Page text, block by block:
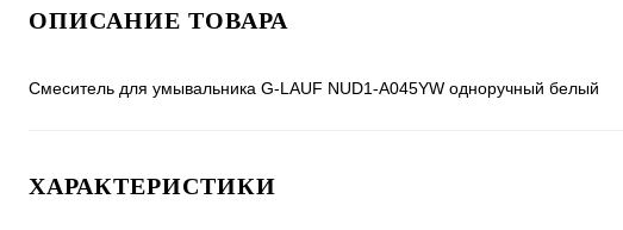
ОПИСАНИЕ ТОВАРА
Смеситель для умывальника G-LAUF NUD1-A045YW одноручный белый
ХАРАКТЕРИСТИКИ